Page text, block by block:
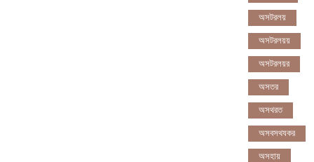
অসটরলয়
অসটরলয়য়
অসটরলয়র
অসতর
অসথরত
অসবসথযকর
অসহায়